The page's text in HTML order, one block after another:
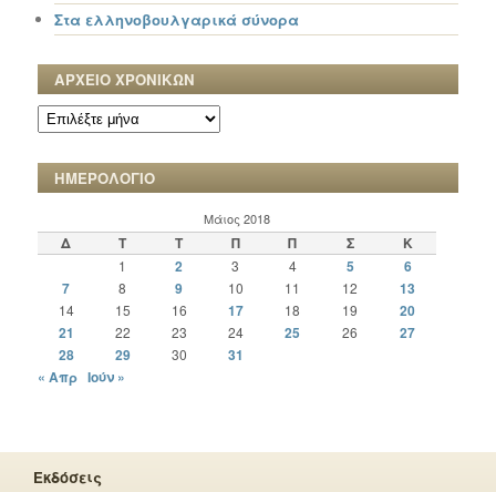
Στα ελληνοβουλγαρικά σύνορα
ΑΡΧΕΙΟ ΧΡΟΝΙΚΩΝ
ΑΡΧΕΙΟ
ΧΡΟΝΙΚΩΝ
ΗΜΕΡΟΛΟΓΙΟ
Μάιος 2018
Δ Τ Τ Π Π Σ Κ
1 2 3 4 5
6
7
8 9 10 11 12 13
14 15 16 17 18 19
20
21
22 23 24 25 26
27
28
29 30
31
« Απρ Ιούν »
Εκδόσεις